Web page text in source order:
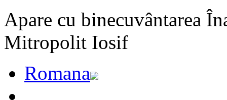
Apare cu binecuvântarea
Mitropolit Iosif
Romana